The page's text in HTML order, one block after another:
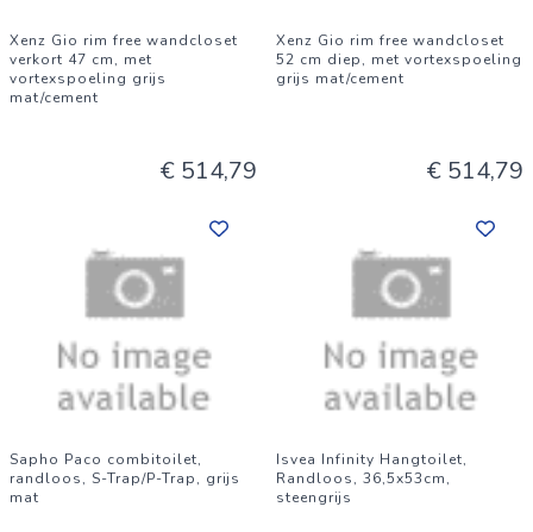
Xenz Gio rim free wandcloset
verkort 47 cm, met
vortexspoeling grijs
mat/cement
€ 514,79
Xenz Gio rim free wandcloset
52 cm diep, met vortexspoeling
grijs mat/cement
€ 514,79
Sapho Paco combitoilet,
randloos, S-Trap/P-Trap, grijs
mat
Isvea Infinity Hangtoilet,
Randloos, 36,5x53cm,
steengrijs